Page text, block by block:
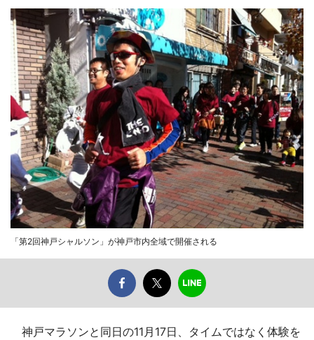
「第2回神戸シャルソン」が神戸市内全域で開催される
神戸マラソンと同日の11月17日、タイムではなく体験を